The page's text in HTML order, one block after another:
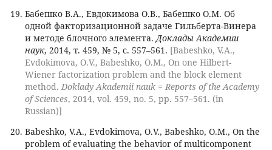
Бабешко В.А., Евдокимова О.В., Бабешко О.М. Об
одной факторизационной задаче Гильберта-Винера
и методе блочного элемента.Доклады Академии
наук, 2014, т. 459, № 5, с. 557–561. [Babeshko, V.A.,
Evdokimova, O.V., Babeshko, O.M., On one Hilbert-
Wiener factorization problem and the block element
method. Doklady Akademii nauk = Reports of the Academy
of Sciences, 2014, vol. 459, no. 5, pp. 557–561. (in
Russian)]
Babeshko, V.A., Evdokimova, O.V., Babeshko, O.M., On the
problem of evaluating the behavior of multicomponent